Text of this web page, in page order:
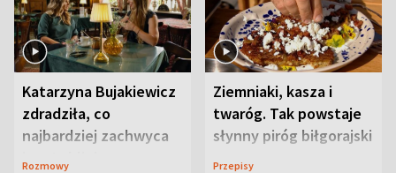
Katarzyna Bujakiewicz
zdradziła, co
najbardziej zachwyca
ją w Lublinie
Rozmowy
Ziemniaki, kasza i
twaróg. Tak powstaje
słynny piróg biłgorajski
Przepisy